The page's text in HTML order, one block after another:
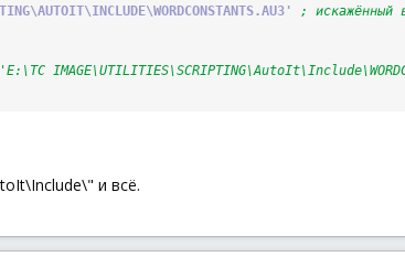
; искажённый
и всё.